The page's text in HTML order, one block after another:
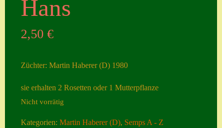
ngen
Neuheiten
Hans
2,50€
Züchter: Martin Haberer (D) 1980
sie erhalten 2 Rosetten oder 1 Mutterpflanze
Nicht vorrätig
Kategorien:Martin Haberer (D), Semps A - Z